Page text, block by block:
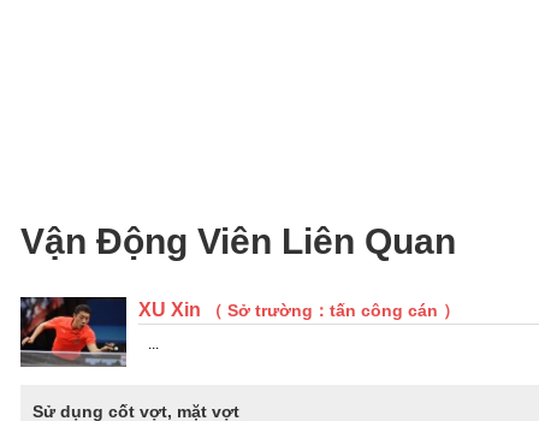
Vận Động Viên Liên Quan
XU Xin （ Sở trường：tấn công cán ）
...
Sử dụng cốt vợt, mặt vợt